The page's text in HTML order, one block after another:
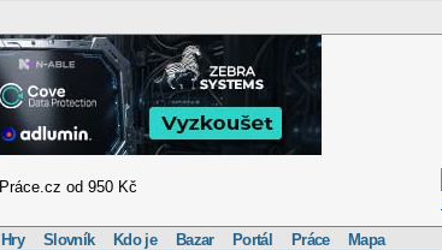
od 950 Kč
Hry Slovník Kdo je Bazar Portál Práce Mapa